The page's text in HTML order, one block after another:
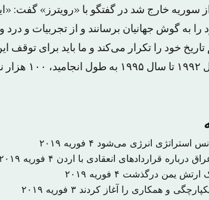
مبیض که در سال ۲۰۱۲ از سوریه خارج شد در گفتگو با
به گوش جهانیان برسانند و از تجربیات و درد
خود را تکرار می‌کند و ما باید برای توقف
در جنگ بوسنی
استراتژی انرژی می‌شود ۴ فوریه ۲۰۱۹
درباره قراردادهای انعقادی با اردن ۴ فوریه ۲۰۱۹
ارتش یمن درگذشت ۴ فوریه ۲۰۱۹
و همکاری را آغاز کردند ۳ فوریه ۲۰۱۹